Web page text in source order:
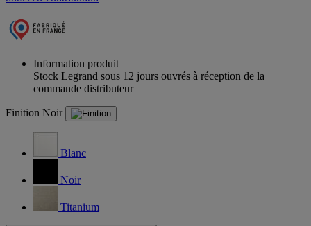
Information produit
Stock Legrand sous 12 jours ouvrés à réception de la
commande distributeur
Finition Noir
Blanc
Noir
Titanium